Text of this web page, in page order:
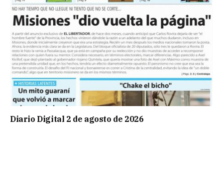
Diario Digital 2 de agosto de 2026